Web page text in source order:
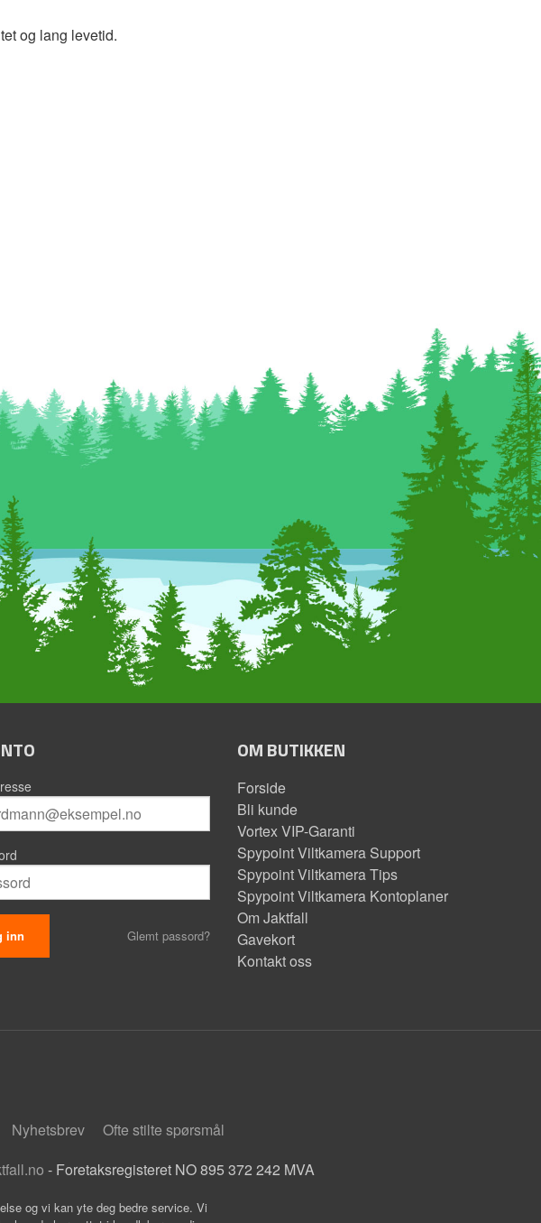
og lang levetid.
Glemt passord?
OM BUTIKKEN
Forside
Bli kunde
Vortex VIP-Garanti
Spypoint Viltkamera Support
Spypoint Viltkamera Tips
Spypoint Viltkamera Kontoplaner
Om Jaktfall
Gavekort
Kontakt oss
Nyhetsbrev
Ofte stilte spørsmål
- Foretaksregisteret NO 895 372 242 MVA
og vi kan yte deg bedre service. Vi